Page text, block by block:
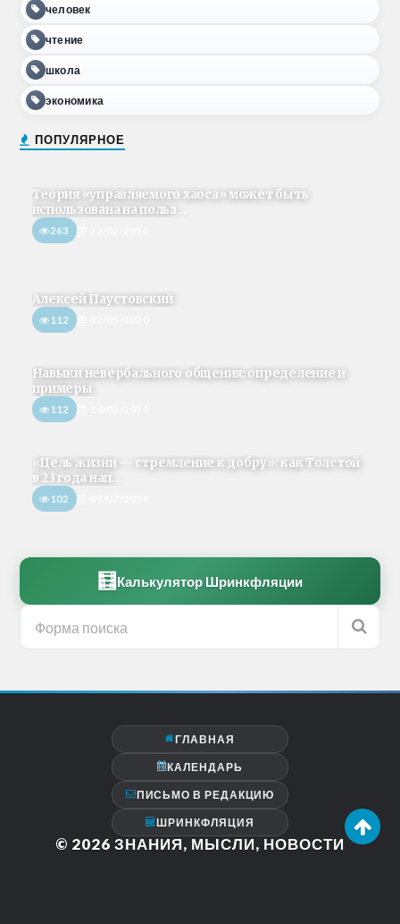
человек
чтение
школа
экономика
ПОПУЛЯРНОЕ
Теория «управляемого хаоса» может быть
использована на польз...
263
Алексей Паустовский
112
Навыки невербального общения: определение и
примеры
112
«Цель жизни — стремление к добру»: как Толстой
в 23 года нап...
102
🧮 Калькулятор Шринкфляции
ГЛАВНАЯ
КАЛЕНДАРЬ
ПИСЬМО В РЕДАКЦИЮ
ШРИНКФЛЯЦИЯ
© 2026 ЗНАНИЯ, МЫСЛИ, НОВОСТИ